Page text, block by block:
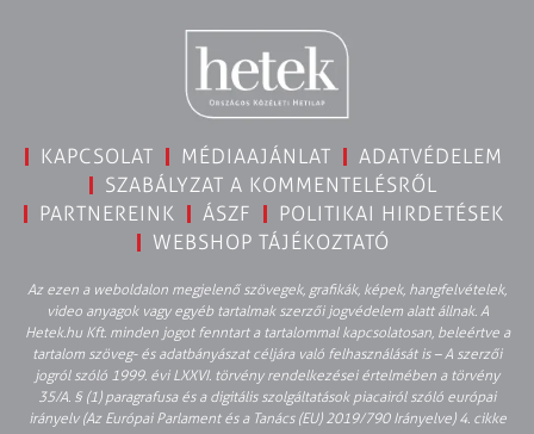
KAPCSOLAT MÉDIAAJÁNLAT
ADATVÉDELEM
SZABÁLYZAT A KOMMENTELÉSRŐL
PARTNEREINK
ÁSZF
POLITIKAI HIRDETÉSEK
WEBSHOP TÁJÉKOZTATÓ
Az ezen a weboldalon megjelenő szövegek, grafikák, képek, hangfelvételek,
video anyagok vagy egyéb tartalmak szerzői jogvédelem alatt állnak. A
Hetek.hu Kft. minden jogot fenntart a tartalommal kapcsolatosan, beleértve a
tartalom szöveg- és adatbányászat céljára való felhasználását is – A szerzői
jogról szóló 1999. évi LXXVI. törvény rendelkezései értelmében a törvény
35/A. § (1) paragrafusa és a digitális szolgáltatások piacairól szóló európai
irányelv (Az Európai Parlament és a Tanács (EU) 2019/790 Irányelve) 4. cikke